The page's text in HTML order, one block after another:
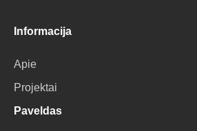
Informacija
Apie
Projektai
Paveldas